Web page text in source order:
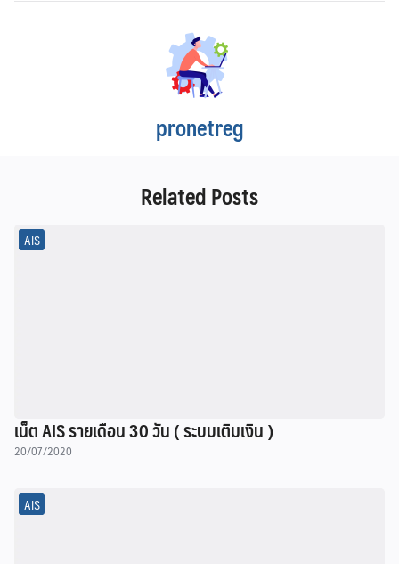
pronetreg
Related Posts
AIS
เน็ต AIS รายเดือน 30 วัน ( ระบบเติมเงิน )
20/07/2020
AIS